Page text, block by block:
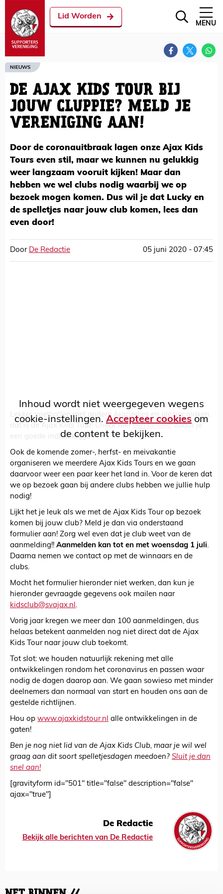
Lid Worden
MENU
NIEUWS
DE AJAX KIDS TOUR BIJ
JOUW CLUPPIE? MELD JE
VERENIGING AAN!
Door de coronauitbraak lagen onze Ajax Kids
Tours even stil, maar we kunnen nu gelukkig
weer langzaam vooruit kijken! Maar dan
hebben we wel clubs nodig waarbij we op
bezoek mogen komen. Dus wil je dat Lucky en
de spelletjes naar jouw club komen, lees dan
even door!
Door De Redactie 05 juni 2020 - 07:45
Inhoud wordt niet weergegeven wegens
cookie-instellingen. Accepteer cookiesom
de content te bekijken.
Lekker voetballen met andere Ajaciedjes en plezier maken,
dat is de Ajax Kids Tour! Check hiereen filmpje, zodat je
een goede indruk krijgt!
Ook de komende zomer-, herfst- en meivakantie
organiseren we meerdere Ajax Kids Tours en we gaan
daarvoor weer een paar keer het land in. Voor de keren dat
we op bezoek gaan bij andere clubs hebben we jullie hulp
nodig!
Lijkt het je leuk als we met de Ajax Kids Tour op bezoek
komen bij jouw club? Meld je dan via onderstaand
formulier aan! Zorg wel even dat je club weet van de
aanmelding!! Aanmelden kan tot en met woensdag 1 juli.
Daarna nemen we contact op met de winnaars en de
clubs.
Mocht het formulier hieronder niet werken, dan kun je
hieronder gevraagde gegevens ook mailen naar
kidsclub@svajax.nl .
Vorig jaar kregen we meer dan 100 aanmeldingen, dus
helaas betekent aanmelden nog niet direct dat de Ajax
Kids Tour naar jouw club toekomt.
Tot slot: we houden natuurlijk rekening met alle
ontwikkelingen rondom het coronavirus en passen waar
nodig de dagen daarop aan. We gaan sowieso met minder
deelnemers dan normaal van start en houden ons aan de
gestelde richtlijnen.
Hou op www.ajaxkidstour.nl alle ontwikkelingen in de
gaten!
Ben je nog niet lid van de Ajax Kids Club, maar je wil wel
graag aan dit soort spelletjesdagen meedoen? Sluit je dan
snel aan!
[gravityform id="501" title="false" description="false"
ajax="true"]
De Redactie
Bekijk alle berichten van De Redactie